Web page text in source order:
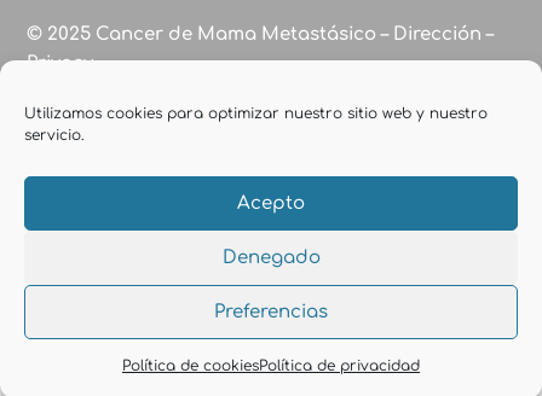
Utilizamos cookies para optimizar nuestro sitio web y nuestro
servicio.
Acepto
Denegado
Preferencias
Política de cookiesPolítica de privacidad
© 2025 Cancer de Mama Metastásico – Dirección –
Privacy